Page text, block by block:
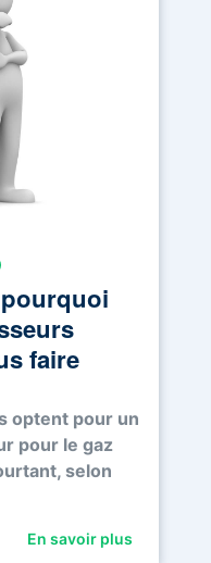
faire
optent pour un
pour le gaz
selon
En savoir plus